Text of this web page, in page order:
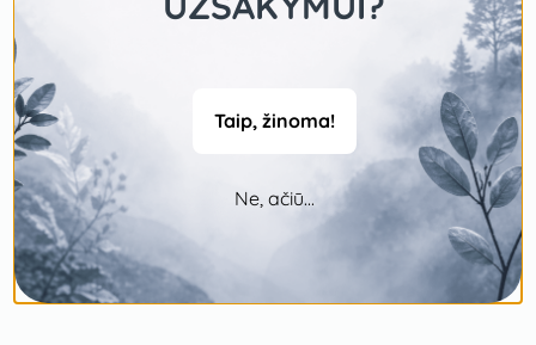
Taip, žinoma!
Ne, ačiū...